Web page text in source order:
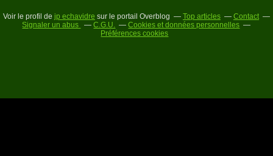
Voir le profil de jp echavidre sur le portail Overblog Top articles
Contact
Signaler un abus
C.G.U.
Cookies et données personnelles
Préférences cookies